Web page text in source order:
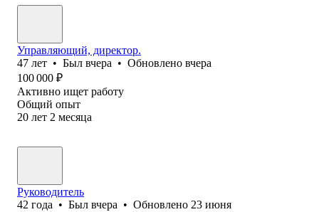
Управляющий, директор.
47 лет • Был вчера • Обновлено вчера
100 000 ₽
Активно ищет работу
Общий опыт
20 лет 2 месяца
Руководитель
42 года • Был вчера • Обновлено 23 июня